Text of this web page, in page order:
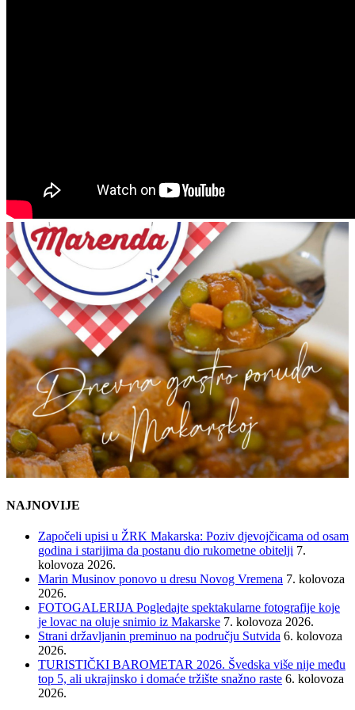
NAJNOVIJE
Započeli upisi u ŽRK Makarska: Poziv djevojčicama od osam
godina i starijima da postanu dio rukometne obitelji 7.
kolovoza 2026.
Marin Musinov ponovo u dresu Novog Vremena 7. kolovoza
2026.
FOTOGALERIJA Pogledajte spektakularne fotografije koje
je lovac na oluje snimio iz Makarske 7. kolovoza 2026.
Strani državljanin preminuo na području Sutvida 6. kolovoza
2026.
TURISTIČKI BAROMETAR 2026. Švedska više nije među
top 5, ali ukrajinsko i domaće tržište snažno raste 6. kolovoza
2026.